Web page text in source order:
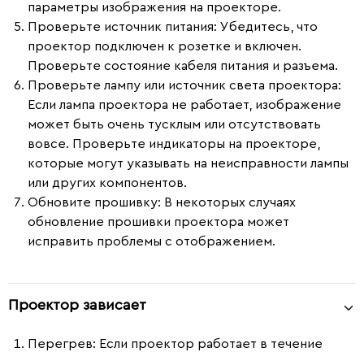
параметры изображения на проекторе.
Проверьте источник питания: Убедитесь, что
проектор подключен к розетке и включен.
Проверьте состояние кабеля питания и разъема.
Проверьте лампу или источник света проектора:
Если лампа проектора не работает, изображение
может быть очень тусклым или отсутствовать
вовсе. Проверьте индикаторы на проекторе,
которые могут указывать на неисправности лампы
или других компонентов.
Обновите прошивку: В некоторых случаях
обновление прошивки проектора может
исправить проблемы с отображением.
Проектор зависает
Перегрев: Если проектор работает в течение